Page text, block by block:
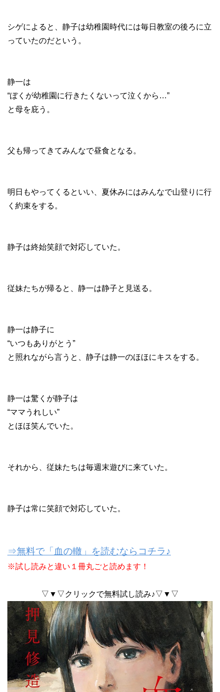
シゲによると、静子は幼稚園時代には毎日教室の後ろに立
っていたのだという。
静一は
“ぼくが幼稚園に行きたくないって泣くから…”
と母を庇う。
父も帰ってきてみんなで昼食となる。
明日もやってくるといい、夏休みにはみんなで山登りに行
く約束をする。
静子は終始笑顔で対応していた。
従妹たちが帰ると、静一は静子と見送る。
静一は静子に
“いつもありがとう”
と照れながら言うと、静子は静一のほほにキスをする。
静一は驚くが静子は
“ママうれしい”
とほほ笑んでいた。
それから、従妹たちは毎週末遊びに来ていた。
静子は常に笑顔で対応していた。
⇒無料で「血の轍」を読むならコチラ♪
※試し読みと違い１冊丸ごと読めます！
▽▼▽クリックで無料試し読み♪▽▼▽